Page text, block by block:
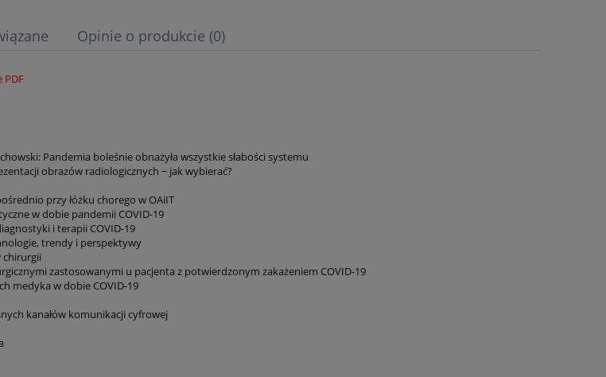
Opinie o produkcie (0)
PDF
Pandemia boleśnie obnażyła wszystkie słabości systemu
obrazów radiologicznych − jak wybierać?
przy łóżku chorego w OAiIT
w dobie pandemii COVID-19
i terapii COVID-19
trendy i perspektywy
zastosowanymi u pacjenta z potwierdzonym zakażeniem COVID-19
medyka w dobie COVID-19
kanałów komunikacji cyfrowej